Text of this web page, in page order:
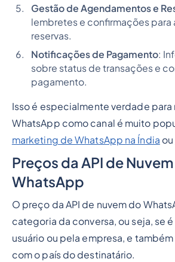
Gestão de Agendamentos e
lembretes e confirmações para
reservas.
Notificações de Pagamento:
sobre status de transações e
pagamento.
Isso é especialmente verdade
WhatsApp como canal é muito
marketing de WhatsApp na Índia ou
Preços da API de
WhatsApp
O preço da API de nuvem do
categoria da conversa, ou seja, se
usuário ou pela empresa, e
com o país do destinatário.